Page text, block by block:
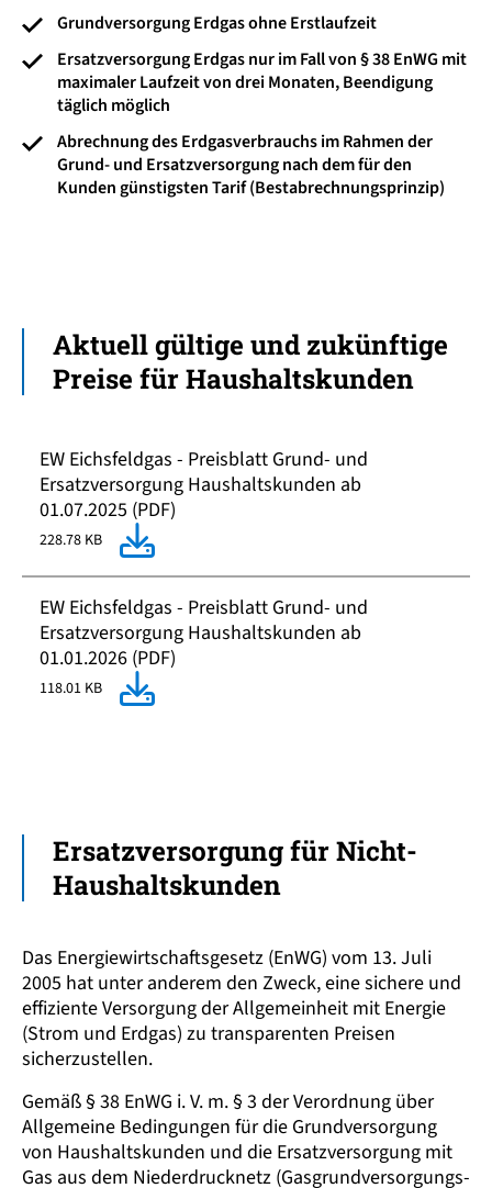
Grundversorgung Erdgas ohne Erstlaufzeit
Ersatzversorgung Erdgas nur im Fall von § 38 EnWG mit
maximaler Laufzeit von drei Monaten, Beendigung
täglich möglich
Abrechnung des Erdgas­verbrauchs im Rahmen der
Grund- und Ersatz­versorgung nach dem für den
Kunden günstigsten Tarif (Best­abrechnungs­prinzip)
Aktuell gültige und zukünftige
Preise für Haushalts­kunden
EW Eichsfeldgas - Preisblatt Grund- und
Ersatzversorgung Haushaltskunden ab
01.07.2025 (PDF)
228.78 KB
EW Eichsfeldgas - Preisblatt Grund- und
Ersatzversorgung Haushaltskunden ab
01.01.2026 (PDF)
118.01 KB
Ersatz­versorgung für Nicht-
Haushalts­kunden
Das Energie­wirtschafts­gesetz (EnWG) vom 13. Juli
2005 hat unter anderem den Zweck, eine sichere und
effiziente Versorgung der Allgemeinheit mit Energie
(Strom und Erdgas) zu transparenten Preisen
sicherzustellen.
Gemäß § 38 EnWG i. V. m. § 3 der Verordnung über
Allgemeine Bedingungen für die Grund­versorgung
von Haushalts­kunden und die Ersatz­versorgung mit
Gas aus dem Nieder­drucknetz (Gas­grund­versorgungs­